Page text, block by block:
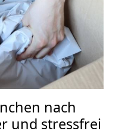
nach
und stressfrei